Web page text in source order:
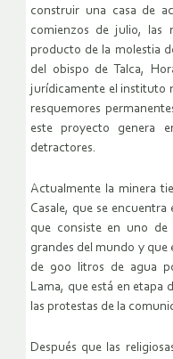
construir una casa de
comienzos de julio, las
producto de la molestia
del obispo de Talca,
jurídicamente el instituto
resquemores
este proyecto genera
detractores.
Actualmente la minera
Casale, que se
que consiste en uno
grandes del mundo y que
de 900 litros de agua
Lama, que está en etapa
las protestas de la
Después que las